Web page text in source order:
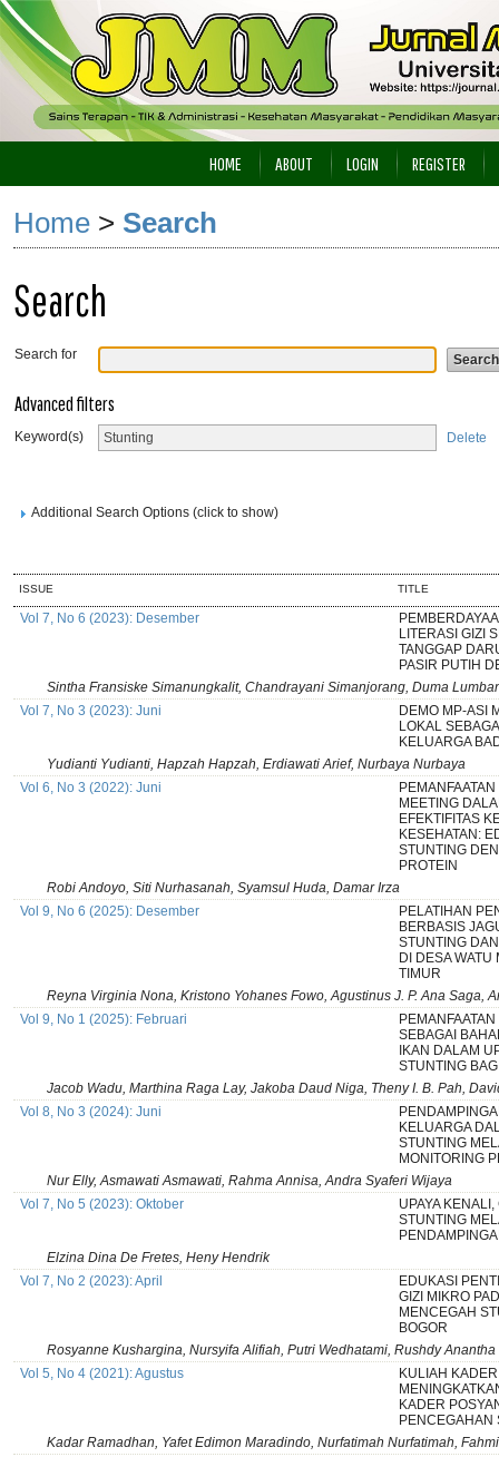
HOME ABOUT LOGIN REGISTER
Home > Search
Search
Search for
Advanced filters
Keyword(s) Delete
Additional Search Options (click to show)
ISSUE TITLE
Vol 7, No 6 (2023): Desember
LITERASI GIZI
TANGGAP
PASIR PUTIH
Sintha Fransiske Simanungkalit, Chandrayani Simanjorang, Duma
Vol 7, No 3 (2023): Juni
DEMO MP-ASI
LOKAL
KELUARGA
Yudianti Yudianti, Hapzah Hapzah, Erdiawati Arief, Nurbaya Nurbaya
Vol 6, No 3 (2022): Juni
MEETING
EFEKTIFITAS
KESEHATAN:
STUNTING
PROTEIN
Robi Andoyo, Siti Nurhasanah, Syamsul Huda, Damar Irza
Vol 9, No 6 (2025): Desember
PELATIHAN
BERBASIS
STUNTING
DI DESA WATU
TIMUR
Reyna Virginia Nona, Kristono Yohanes Fowo, Agustinus J. P. Ana Saga,
Vol 9, No 1 (2025): Februari
SEBAGAI
IKAN DALAM
STUNTING
Jacob Wadu, Marthina Raga Lay, Jakoba Daud Niga, Theny I. B. Pah,
Vol 8, No 3 (2024): Juni
KELUARGA
STUNTING
MONITORING
Nur Elly, Asmawati Asmawati, Rahma Annisa, Andra Syaferi Wijaya
Vol 7, No 5 (2023): Oktober
UPAYA
STUNTING
Elzina Dina De Fretes, Heny Hendrik
Vol 7, No 2 (2023): April
EDUKASI
GIZI MIKRO
MENCEGAH
BOGOR
Rosyanne Kushargina, Nursyifa Alifiah, Putri Wedhatami, Rushdy Anantha
Vol 5, No 4 (2021): Agustus
KULIAH
KADER
PENCEGAHAN
Kadar Ramadhan, Yafet Edimon Maradindo, Nurfatimah Nurfatimah,